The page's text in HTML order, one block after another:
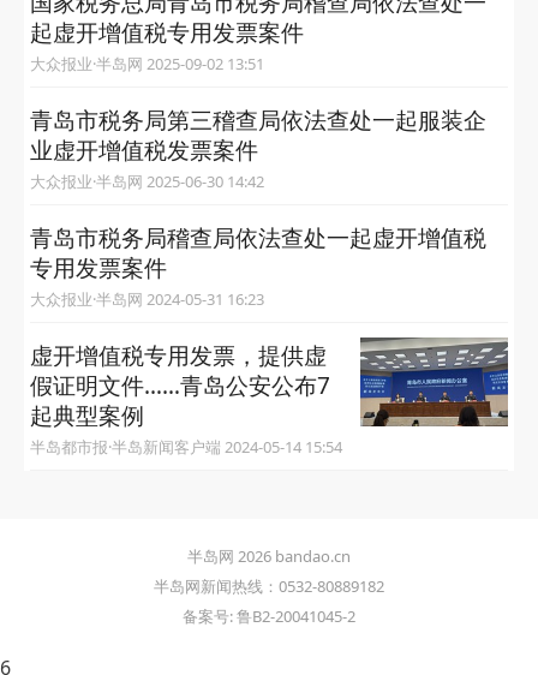
起虚开增值税专用发票案件
大众报业·半岛网 2025-09-02 13:51
青岛市税务局第三稽查局依法查处一起服装企
业虚开增值税发票案件
大众报业·半岛网 2025-06-30 14:42
青岛市税务局稽查局依法查处一起虚开增值税
专用发票案件
大众报业·半岛网 2024-05-31 16:23
虚开增值税专用发票，提供虚
假证明文件……青岛公安公布7
起典型案例
半岛都市报·半岛新闻客户端 2024-05-14 15:54
半岛网 2026 bandao.cn
半岛网新闻热线：0532-80889182
备案号: 鲁B2-20041045-2
6